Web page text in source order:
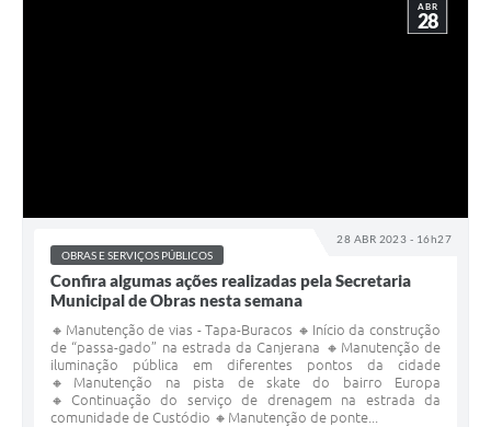
28 ABR 2023 - 16h27
ABR
28
OBRAS E SERVIÇOS PÚBLICOS
Confira algumas ações realizadas pela Secretaria
Municipal de Obras nesta semana
🔸Manutenção de vias - Tapa-Buracos 🔸Início da construção
de “passa-gado” na estrada da Canjerana 🔸Manutenção de
iluminação pública em diferentes pontos da cidade
🔸Manutenção na pista de skate do bairro Europa
🔸Continuação do serviço de drenagem na estrada da
comunidade de Custódio 🔸Manutenção de ponte...